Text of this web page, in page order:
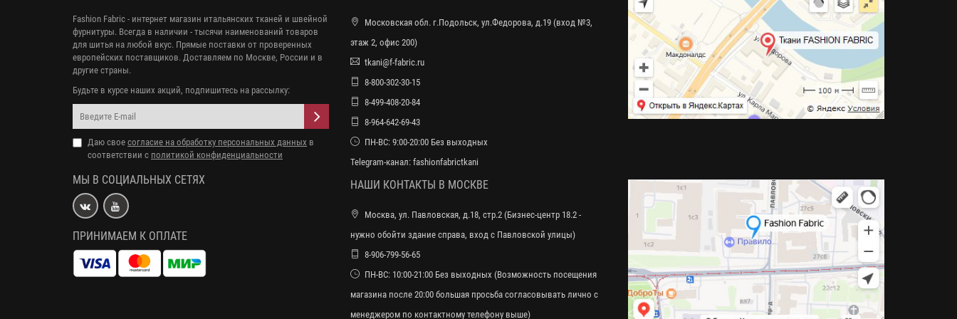
Fashion Fabric - интернет магазин итальянских тканей и швейной
фурнитуры. Всегда в наличии - тысячи наименований товаров
для шитья на любой вкус. Прямые поставки от проверенных
европейских поставщиков. Доставляем по Москве, России и в
другие страны.
Будьте в курсе наших акций, подпишитесь на рассылку:
Даю свое согласие на обработку персональных данных в
соответствии с политикой конфиденциальности
МЫ В СОЦИАЛЬНЫХ СЕТЯХ
ПРИНИМАЕМ К ОПЛАТЕ
Московская обл. г.Подольск, ул.Федорова, д.19 (вход №3,
этаж 2, офис 200)
tkani@f-fabric.ru
8-800-302-30-15
8-499-408-20-84
8-964-642-69-43
ПН-ВС: 9:00-20:00 Без выходных
Telegram-канал: fashionfabrictkani
НАШИ КОНТАКТЫ В МОСКВЕ
Москва, ул. Павловская, д.18, стр.2 (Бизнес-центр 18.2 -
нужно обойти здание справа, вход с Павловской улицы)
8-906-799-56-65
ПН-ВС: 10:00-21:00 Без выходных (Возможность посещения
магазина после 20:00 большая просьба согласовывать лично с
менеджером по контактному телефону выше)